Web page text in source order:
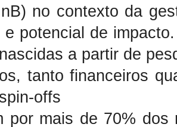
no contexto da
e potencial de
a partir de
tanto financeiros
offs
por mais de 70%